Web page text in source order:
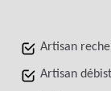
Artisan
Artisan